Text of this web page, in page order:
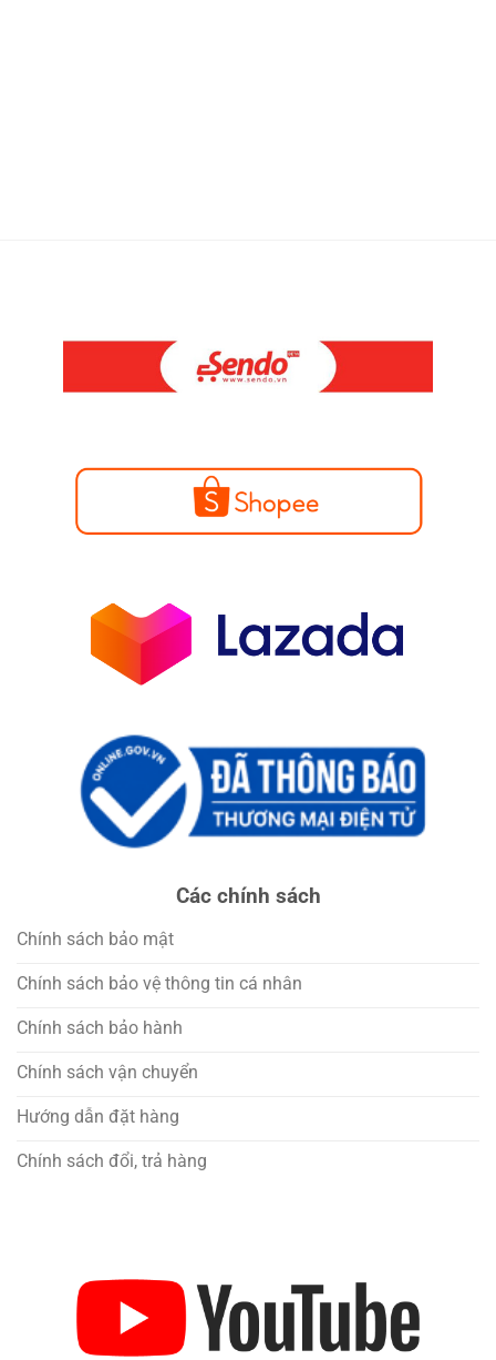
Các chính sách
Chính sách bảo mật
Chính sách bảo vệ thông tin cá nhân
Chính sách bảo hành
Chính sách vận chuyển
Hướng dẫn đặt hàng
Chính sách đổi, trả hàng